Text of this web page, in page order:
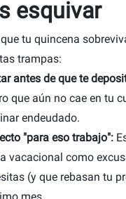
esquivar
tu quincena
trampas:
antes de que te
que aún no cae en tu
endeudado.
"para eso trabajo":
vacacional como
(y que rebasan tu